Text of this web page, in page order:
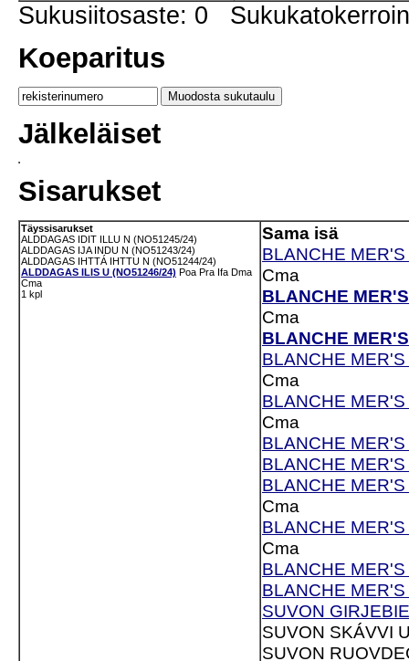
Sukusiitosaste: 0
Koeparitus
Jälkeläiset
Sisarukset
Täyssisarukset
ALDDAGAS IDIT ILLU N (NO51245/24)
ALDDAGAS IJA INDU N (NO51243/24)
ALDDAGAS IHTTÁ IHTTU N (NO51244/24)
ALDDAGAS ILIS U (NO51246/24) Poa Pra Ifa Dma
Cma
1 kpl
Sama isä
BLANCHE
Cma
BLANCHE
Cma
BLANCHE
BLANCHE
Cma
BLANCHE
Cma
BLANCHE
BLANCHE
BLANCHE
Cma
BLANCHE
Cma
BLANCHE
BLANCHE
SUVON
SUVON SKÁVVI
SUVON